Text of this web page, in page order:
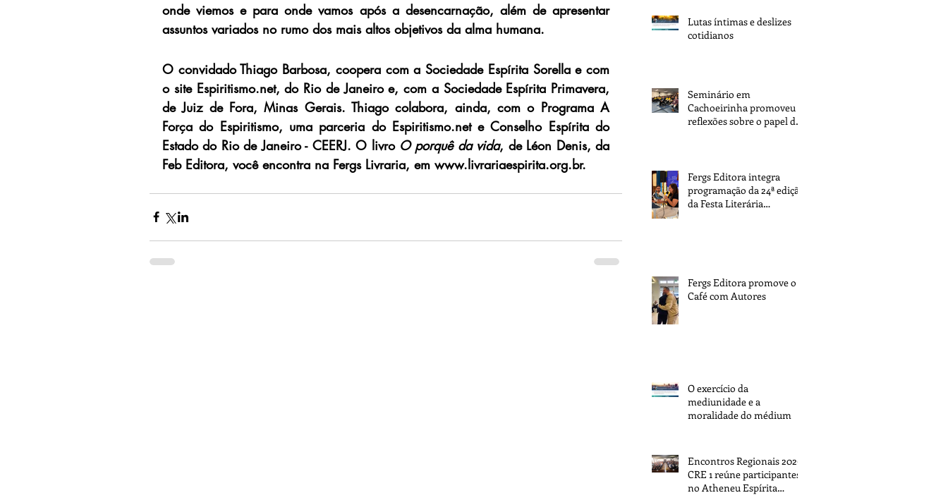
onde viemos e para onde vamos após a desencarnação, além de apresentar
assuntos variados no rumo dos mais altos objetivos da alma humana.
O convidado Thiago Barbosa, coopera com a Sociedade Espírita Sorella e com
o site Espiritismo.net, do Rio de Janeiro e, com a Sociedade Espírita Primavera,
de Juiz de Fora, Minas Gerais. Thiago colabora, ainda, com o Programa A
Força do Espiritismo, uma parceria do Espiritismo.net e Conselho Espírita do
Estado do Rio de Janeiro - CEERJ. O livro O porquê da vida, de Léon Denis, da
Feb Editora, você encontra na Fergs Livraria, em www.livrariaespirita.org.br.
Lutas íntimas e deslizes
cotidianos
Seminário em
Cachoeirinha promoveu
reflexões sobre o papel dos
Fergs Editora integra
programação da 24ª edição
da Festa Literária
Fergs Editora promove o 1º
Café com Autores
O exercício da
mediunidade e a
moralidade do médium
Encontros Regionais 2026:
CRE 1 reúne participantes
no Atheneu Espírita